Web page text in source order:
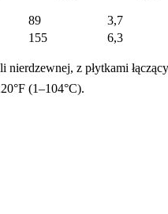
89 3,7
155 6,3
nierdzewnej, z płytkami
(1–104°C).